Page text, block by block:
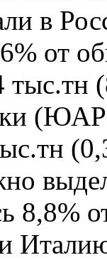
в
от
тыс.тн
8,8%